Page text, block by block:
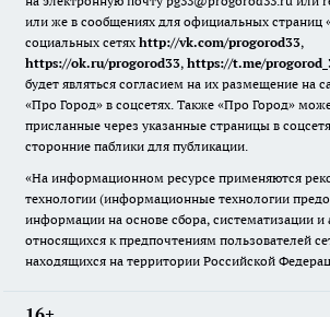
или же в сообщениях для официальных страниц
социальных сетях http://vk.com/progorod33,
https://ok.ru/progorod33, https://t.me/
будет являться согласием на их размещение на
«Про Город» в соцсетях. Также «Про Город»
присланные через указанные страницы в
сторонние паблики для публикации.
«На информационном ресурсе применяются
технологии (информационные технологии
информации на основе сбора, систематизации и
относящихся к предпочтениям пользователей
находящихся на территории Российской